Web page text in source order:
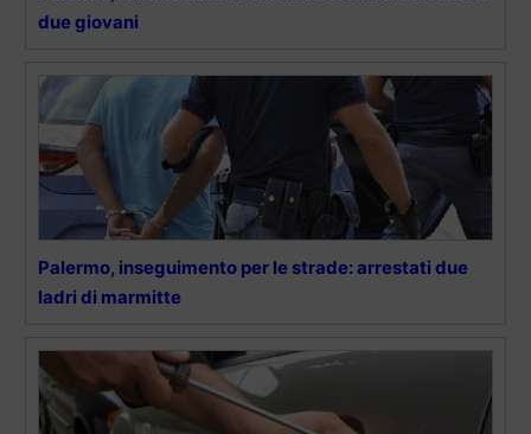
due giovani
Palermo, inseguimento per le strade: arrestati due
ladri di marmitte